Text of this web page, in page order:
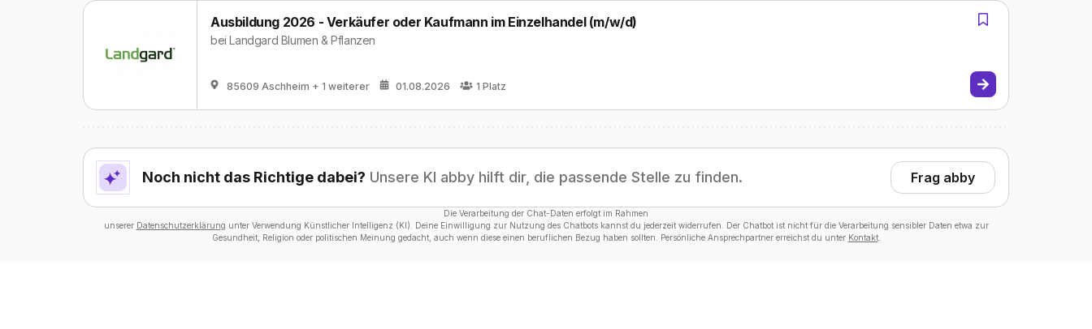
Ausbildung 2026 - Verkäufer oder Kaufmann im Einzelhandel (m/w/d)
beiLandgard Blumen & Pflanzen
85609 Aschheim + 1 weiterer 01.08.2026 1 Platz
Noch nicht das Richtige dabei? Unsere KI abby hilft dir, die passende Stelle zu finden. Frag abby
Die Verarbeitung der Chat-Daten erfolgt im Rahmen
unserer Datenschutzerklärung unter Verwendung Künstlicher Intelligenz (KI). Deine Einwilligung zur Nutzung des Chatbots kannst du jederzeit widerrufen. Der Chatbot ist nicht für die Verarbeitung sensibler Daten etwa zur
Gesundheit, Religion oder politischen Meinung gedacht, auch wenn diese einen beruflichen Bezug haben sollten. Persönliche Ansprechpartner erreichst du unter Kontakt.